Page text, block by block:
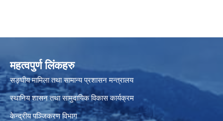
महत्वपुर्ण लिंकहरु
सङ्घीय मामिला तथा सामान्य प्रशासन मन्त्रालय
स्थानिय शासन तथा सामुदायिक विकास कार्यक्रम
केन्द्रीय पञ्जिकरण विभाग